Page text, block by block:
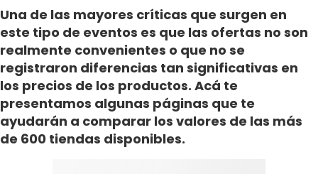
Una de las mayores críticas que surgen en
este tipo de eventos es que las ofertas no son
realmente convenientes o que no se
registraron diferencias tan significativas en
los precios de los productos. Acá te
presentamos algunas páginas que te
ayudarán a comparar los valores de las más
de 600 tiendas disponibles.